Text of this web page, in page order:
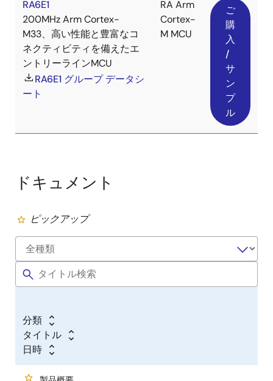
RA6E1
200MHz Arm Cortex-
M33、高い性能と豊富なコ
ネクティビティを備えたエ
ントリーラインMCU
RA6E1 グループ データシ
ート
RA Arm
Cortex-
M MCU
ご
購
入
/
サ
ン
プ
ル
ドキュメント
ピックアップ
分類
タイトル
日時